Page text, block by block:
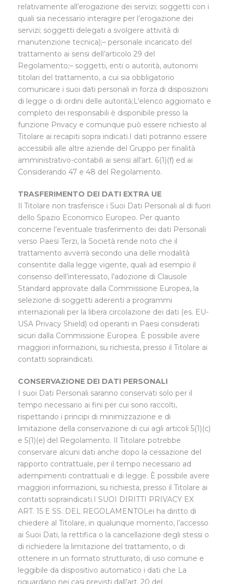
relativamente all’erogazione dei servizi; soggetti con i
quali sia necessario interagire per l’erogazione dei
servizi; soggetti delegati a svolgere attività di
manutenzione tecnica);– personale incaricato del
trattamento ai sensi dell’articolo 29 del
Regolamento;– soggetti, enti o autorità, autonomi
titolari del trattamento, a cui sia obbligatorio
comunicare i suoi dati personali in forza di disposizioni
di legge o di ordini delle autorità;L’elenco aggiornato e
completo dei responsabili è disponibile presso la
funzione Privacy e comunque può essere richiesto al
Titolare ai recapiti sopra indicati.I dati potranno essere
accessibili alle altre aziende del Gruppo per finalità
amministrativo-contabili ai sensi all’art. 6(1)(f) ed ai
Considerando 47 e 48 del Regolamento.
TRASFERIMENTO DEI DATI EXTRA UE
Il Titolare non trasferisce i Suoi Dati Personali al di fuori
dello Spazio Economico Europeo. Per quanto
concerne l’eventuale trasferimento dei dati Personali
verso Paesi Terzi, la Società rende noto che il
trattamento avverrà secondo una delle modalità
consentite dalla legge vigente, quali ad esempio il
consenso dell’interessato, l’adozione di Clausole
Standard approvate dalla Commissione Europea, la
selezione di soggetti aderenti a programmi
internazionali per la libera circolazione dei dati (es. EU-
USA Privacy Shield) od operanti in Paesi considerati
sicuri dalla Commissione Europea. È possibile avere
maggiori informazioni, su richiesta, presso il Titolare ai
contatti sopraindicati.
CONSERVAZIONE DEI DATI PERSONALI
I suoi Dati Personali saranno conservati solo per il
tempo necessario ai fini per cui sono raccolti,
rispettando i principi di minimizzazione e di
limitazione della conservazione di cui agli articoli 5(1)(c)
e 5(1)(e) del Regolamento. Il Titolare potrebbe
conservare alcuni dati anche dopo la cessazione del
rapporto contrattuale, per il tempo necessario ad
adempimenti contrattuali e di legge. È possibile avere
maggiori informazioni, su richiesta, presso il Titolare ai
contatti sopraindicati.I SUOI DIRITTI PRIVACY EX
ART. 15 E SS. DEL REGOLAMENTOLei ha diritto di
chiedere al Titolare, in qualunque momento, l’accesso
ai Suoi Dati, la rettifica o la cancellazione degli stessi o
di richiedere la limitazione del trattamento, o di
ottenere in un formato strutturato, di uso comune e
leggibile da dispositivo automatico i dati che La
riguardano nei casi previsti dall’art. 20 del